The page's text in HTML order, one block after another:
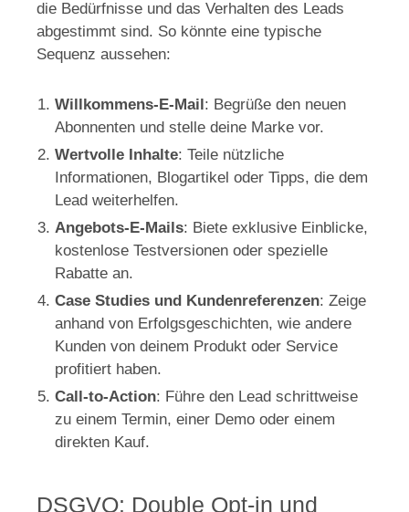
die Bedürfnisse und das Verhalten des Leads
abgestimmt sind. So könnte eine typische
Sequenz aussehen:
Willkommens-E-Mail: Begrüße den neuen
Abonnenten und stelle deine Marke vor.
Wertvolle Inhalte: Teile nützliche
Informationen, Blogartikel oder Tipps, die dem
Lead weiterhelfen.
Angebots-E-Mails: Biete exklusive Einblicke,
kostenlose Testversionen oder spezielle
Rabatte an.
Case Studies und Kundenreferenzen: Zeige
anhand von Erfolgsgeschichten, wie andere
Kunden von deinem Produkt oder Service
profitiert haben.
Call-to-Action: Führe den Lead schrittweise
zu einem Termin, einer Demo oder einem
direkten Kauf.
DSGVO: Double Opt-in und